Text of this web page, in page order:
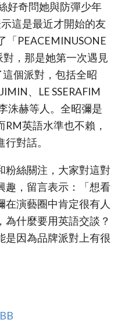
好奇問她與防彈少年
這是最近才開始的友
「PEACEMINUSONE
，那是她第一次遇見
個派對，包括全昭
、LE SSERAFIM
洙赫等人。全昭彌是
英語水準也不賴，
對話。
粉絲關注，大家對這對
趣，留言表示：「想看
在演藝圈中肯定很有人
什麼要用英語交談？
是因為品牌派對上有很